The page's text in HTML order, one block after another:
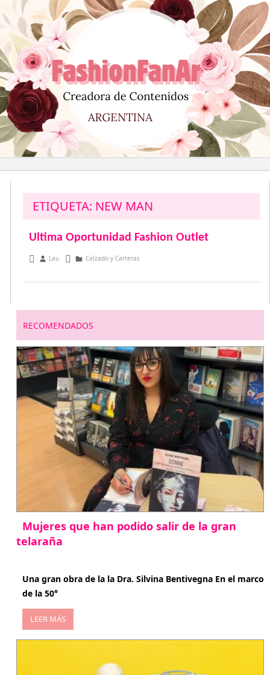
al
contenido
ETIQUETA: NEW MAN
Ultima Oportunidad Fashion Outlet
diciembre 8, 2012
Lau Calzado y Carteras
RECOMENDADOS
Mujeres que han podido salir de la gran
telaraña
Una gran obra de la la Dra. Silvina Bentivegna En el marco
de la 50°
LEER MÁS